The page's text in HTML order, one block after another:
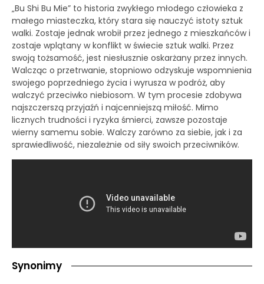
„Bu Shi Bu Mie” to historia zwykłego młodego człowieka z
małego miasteczka, który stara się nauczyć istoty sztuk
walki. Zostaje jednak wrobił przez jednego z mieszkańców i
zostaje wplątany w konflikt w świecie sztuk walki. Przez
swoją tożsamość, jest niesłusznie oskarżany przez innych.
Walcząc o przetrwanie, stopniowo odzyskuje wspomnienia
swojego poprzedniego życia i wyrusza w podróż, aby
walczyć przeciwko niebiosom. W tym procesie zdobywa
najszczerszą przyjaźń i najcenniejszą miłość. Mimo
licznych trudności i ryzyka śmierci, zawsze pozostaje
wierny samemu sobie. Walczy zarówno za siebie, jak i za
sprawiedliwość, niezależnie od siły swoich przeciwników.
Synonimy